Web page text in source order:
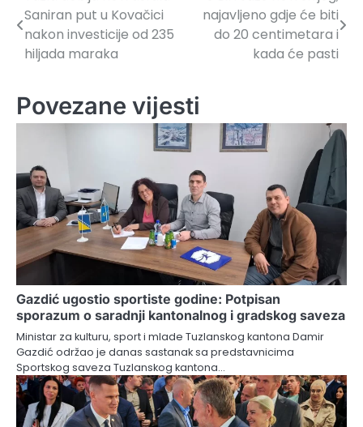
članaka
Saniran put u Kovačici
nakon investicije od 235
hiljada maraka
najavljeno gdje će biti
do 20 centimetara i
kada će pasti
Povezane vijesti
Gazdić ugostio sportiste godine: Potpisan
sporazum o saradnji kantonalnog i gradskog saveza
Ministar za kulturu, sport i mlade Tuzlanskog kantona Damir
Gazdić održao je danas sastanak sa predstavnicima
Sportskog saveza Tuzlanskog kantona…